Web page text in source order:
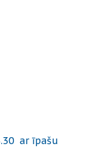
ar īpašu